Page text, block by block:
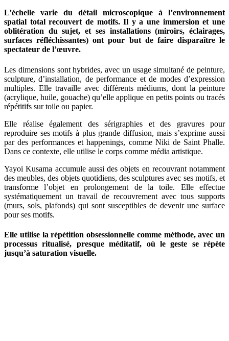
L’échelle varie du détail microscopique à l’environnement
spatial total recouvert de motifs. Il y a une immersion et une
oblitération du sujet, et ses installations (miroirs, éclairages,
surfaces réfléchissantes) ont pour but de faire disparaître le
spectateur de l’œuvre.
Les dimensions sont hybrides, avec un usage simultané de peinture,
sculpture, d’installation, de performance et de modes d’expression
multiples. Elle travaille avec différents médiums, dont la peinture
(acrylique, huile, gouache) qu’elle applique en petits points ou tracés
répétitifs sur toile ou papier.
Elle réalise également des sérigraphies et des gravures pour
reproduire ses motifs à plus grande diffusion, mais s’exprime aussi
par des performances et happenings, comme Niki de Saint Phalle.
Dans ce contexte, elle utilise le corps comme média artistique.
Yayoi Kusama accumule aussi des objets en recouvrant notamment
des meubles, des objets quotidiens, des sculptures avec ses motifs, et
transforme l’objet en prolongement de la toile. Elle effectue
systématiquement un travail de recouvrement avec tous supports
(murs, sols, plafonds) qui sont susceptibles de devenir une surface
pour ses motifs.
Elle utilise la répétition obsessionnelle comme méthode, avec un
processus ritualisé, presque méditatif, où le geste se répète
jusqu’à saturation visuelle.